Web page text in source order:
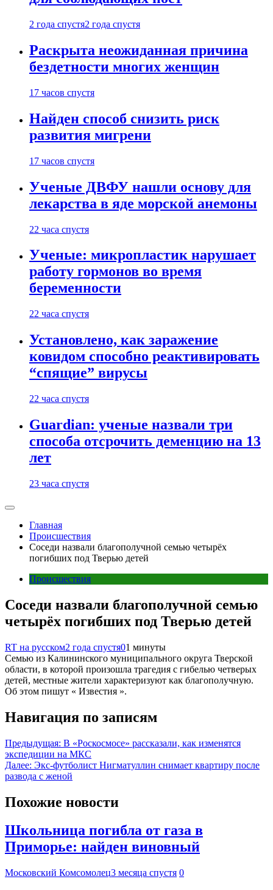
2 года спустя2 года спустя
Раскрыта неожиданная причина
бездетности многих женщин
17 часов спустя
Найден способ снизить риск
развития мигрени
17 часов спустя
Ученые ДВФУ нашли основу для
лекарства в яде морской анемоны
22 часа спустя
Ученые: микропластик нарушает
работу гормонов во время
беременности
22 часа спустя
Установлено, как заражение
ковидом способно реактивировать
“спящие” вирусы
22 часа спустя
Guardian: ученые назвали три
способа отсрочить деменцию на 13
лет
23 часа спустя
Главная
Происшествия
Соседи назвали благополучной семью четырёх
погибших под Тверью детей
Происшествия
Соседи назвали благополучной семью
четырёх погибших под Тверью детей
RT на русском2 года спустя01 минуты
Семью из Калининского муниципального округа Тверской
области, в которой произошла трагедия с гибелью четверых
детей, местные жители характеризуют как благополучную.
Об этом пишут « Известия ».
Навигация по записям
Предыдущая: В «Роскосмосе» рассказали, как изменятся
экспедиции на МКС
Далее: Экс-футболист Нигматуллин снимает квартиру после
развода с женой
Похожие новости
Школьница погибла от газа в
Приморье: найден виновный
Московский Комсомолец3 месяца спустя 0